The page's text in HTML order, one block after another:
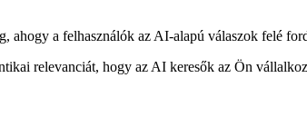
ahogy a felhasználók az AI-alapú válaszok felé
relevanciát, hogy az AI keresők az Ön